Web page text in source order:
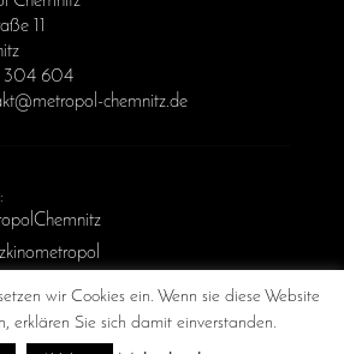
11
304 604
chemnitz.de
wir Cookies ein. Wenn sie diese Website
erklären Sie sich damit einverstanden.